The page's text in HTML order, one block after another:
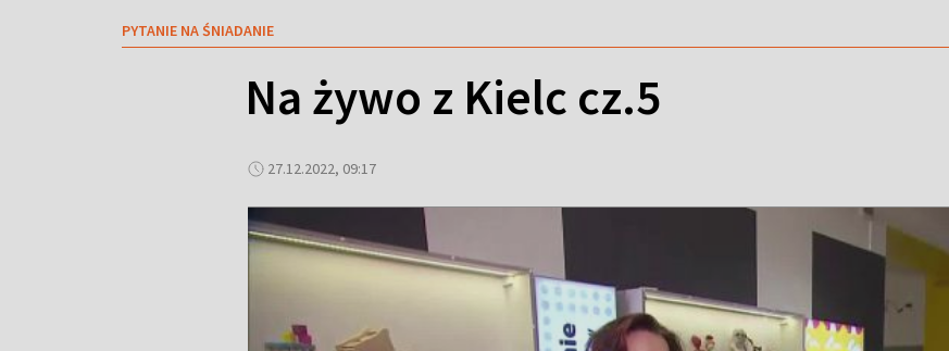
PYTANIE NA ŚNIADANIE
Na żywo z Kielc cz.5
27.12.2022, 09:17